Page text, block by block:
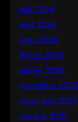
mai 2026
avril 2026
mars 2026
février 2026
janvier 2026
décembre 2025
novembre 2025
octobre 2025